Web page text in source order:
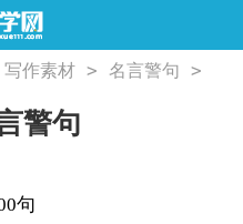
写作素材 > 名言警句 >
警句
句